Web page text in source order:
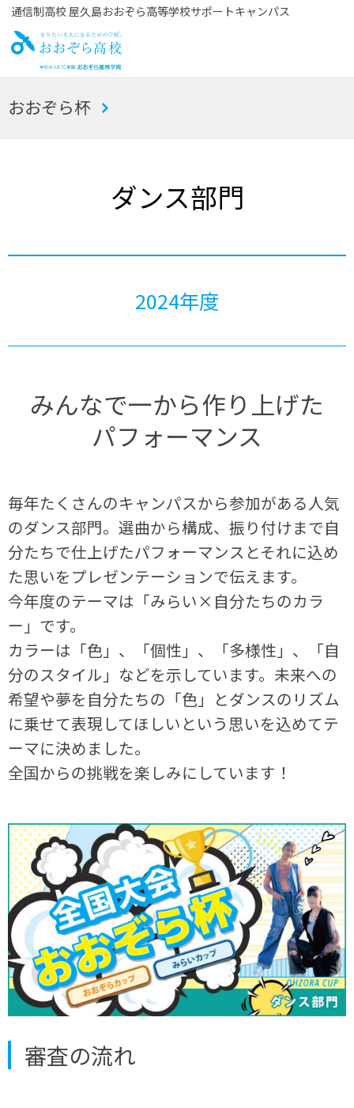
通信制高校 屋久島おおぞら高等学校サポートキャンパス
お
おおぞら杯
ダンス部門
2024年度
みんなで一から作り上げた
パフォーマンス
毎年たくさんのキャンパスから参加がある人気
のダンス部門。選曲から構成、振り付けまで自
分たちで仕上げたパフォーマンスとそれに込め
た思いをプレゼンテーションで伝えます。
今年度のテーマは「みらい×自分たちのカラ
ー」です。
カラーは「色」、「個性」、「多様性」、「自
分のスタイル」などを示しています。未来への
希望や夢を自分たちの「色」とダンスのリズム
に乗せて表現してほしいという思いを込めてテ
ーマに決めました。
全国からの挑戦を楽しみにしています！
審査の流れ